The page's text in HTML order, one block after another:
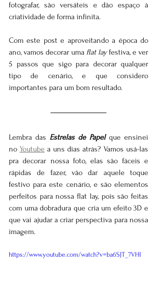
fotografar, são versáteis e dão espaço à
criatividade de forma infinita.
Com este post e aproveitando a época do
ano, vamos decorar uma flat lay festiva, e ver
5 passos que sigo para decorar qualquer
tipo de cenário, e que considero
importantes para um bom resultado.
Lembra das Estrelas de Papel que ensinei
no Youtube a uns dias atrás? Vamos usá-las
pra decorar nossa foto, elas são fáceis e
rápidas de fazer, vão dar aquele toque
festivo para este cenário, e são elementos
perfeitos para nossa flat lay, pois são feitas
com uma dobradura que cria um efeito 3D e
que vai ajudar a criar perspectiva para nossa
imagem.
https://www.youtube.com/watch?v=ba6SJT_7VHI